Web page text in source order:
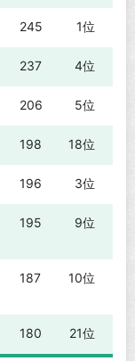
245 1位
237 4位
206 5位
198 18位
196 3位
195 9位
187 10位
180 21位